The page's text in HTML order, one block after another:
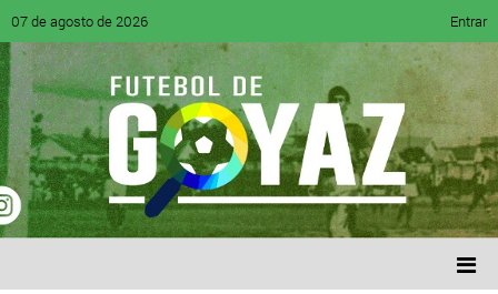
07 de agosto de 2026 Entrar